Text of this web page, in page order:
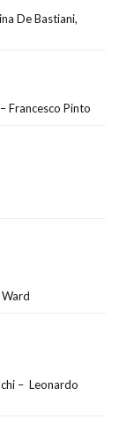
De Bastiani,
Francesco Pinto
Ward
– Leonardo